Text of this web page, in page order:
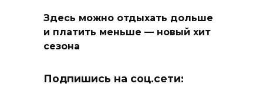
Здесь можно отдыхать дольше
и платить меньше — новый хит
сезона
Подпишись на соц.сети: